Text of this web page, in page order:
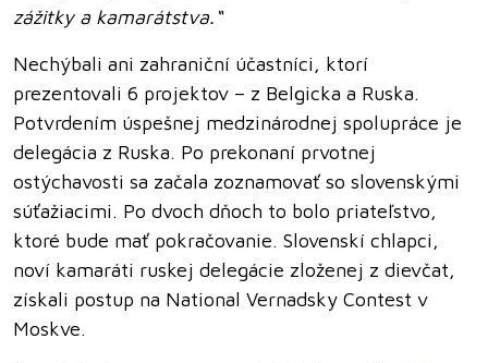
zážitky a kamarátstva.“
Nechýbali ani zahraniční účastníci, ktorí
prezentovali 6 projektov – z Belgicka a Ruska.
Potvrdením úspešnej medzinárodnej spolupráce je
delegácia z Ruska. Po prekonaní prvotnej
ostýchavosti sa začala zoznamovať so slovenskými
súťažiacimi. Po dvoch dňoch to bolo priateľstvo,
ktoré bude mať pokračovanie. Slovenskí chlapci,
noví kamaráti ruskej delegácie zloženej z dievčat,
získali postup na National Vernadsky Contest v
Moskve.